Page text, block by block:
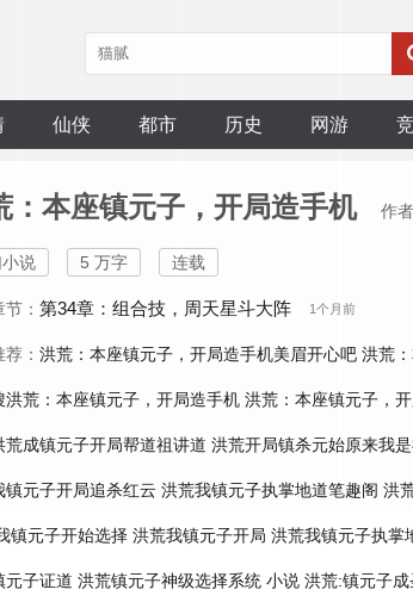
仙侠 都市 历史 网游
：本座镇元子，开局造手机 作者
说 5 万字 连载
： 第34章：组合技，周天星斗大阵 1个月前
： 洪荒：本座镇元子，开局造手机美眉开心吧 洪荒
洪荒：本座镇元子，开局造手机 洪荒：本座镇元子，
荒成镇元子开局帮道祖讲道 洪荒开局镇杀元始原来我
镇元子开局追杀红云 洪荒我镇元子执掌地道笔趣阁 洪
镇元子开始选择 洪荒我镇元子开局 洪荒我镇元子执掌
元子证道 洪荒镇元子神级选择系统 小说 洪荒:镇元子成